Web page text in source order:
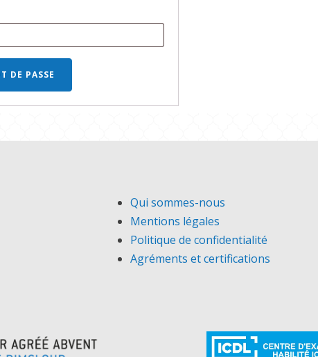
DE PASSE
Qui sommes-nous
Mentions légales
Politique de confidentialité
Agréments et certifications